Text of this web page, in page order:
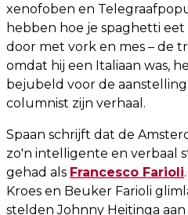
xenofoben en
hebben hoe je spaghetti eet
door met vork en mes – de
omdat hij een Italiaan was,
bejubeld voor de
columnist zijn verhaal.
Spaan schrijft dat de
zo'n intelligente en verbaal
gehad als Francesco Farioli
Kroes en Beuker Farioli
stelden Johnny Heitinga